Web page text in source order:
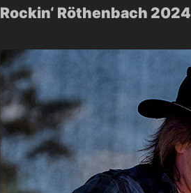
Rockin‘ Röthenbach 2024